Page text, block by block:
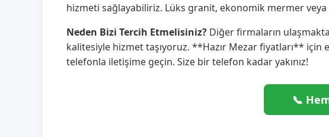
hizmeti sağlayabiliriz. Lüks granit, ekonomik mermer
Neden Bizi Tercih Etmelisiniz? Diğer firmaların
kalitesiyle hizmet taşıyoruz. **Hazır Mezar fiyatları**
telefonla iletişime geçin. Size bir telefon kadar yakınız!
📞